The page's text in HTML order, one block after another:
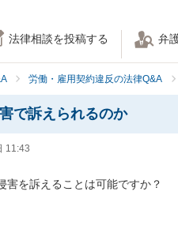
法律相談を投稿する 弁
労働・雇用契約違反の法律Q&A
で訴えられるのか
11:43
害を訴えることは可能ですか？